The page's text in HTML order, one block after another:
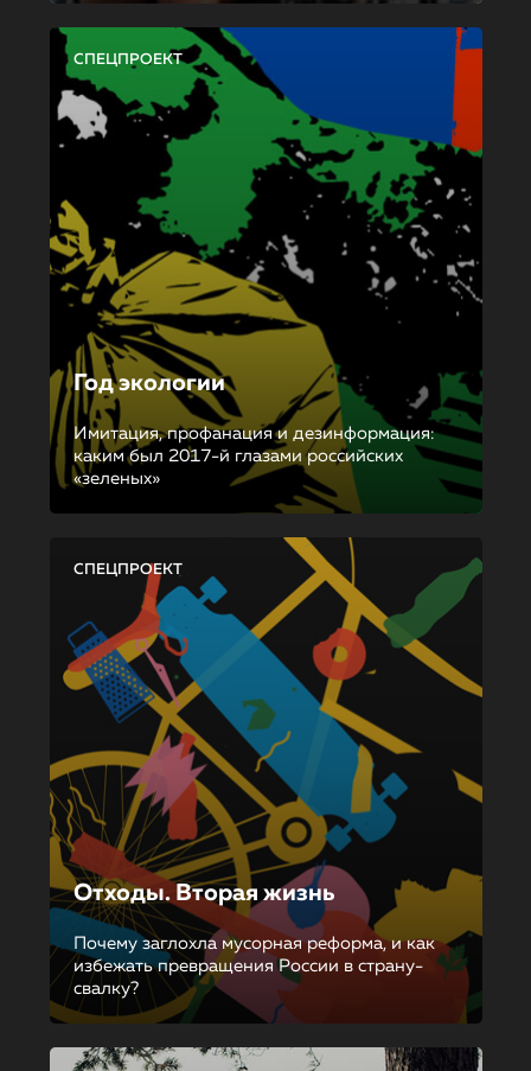
СПЕЦПРОЕКТ
Год экологии
Имитация, профанация и дезинформация:
каким был 2017-й глазами российских
«зеленых»
СПЕЦПРОЕКТ
Отходы. Вторая жизнь
Почему заглохла мусорная реформа, и как
избежать превращения России в страну-
свалку?